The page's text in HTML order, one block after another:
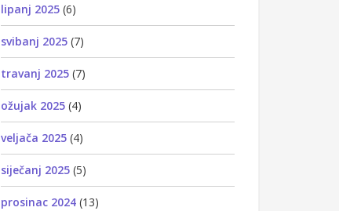
lipanj 2025 (6)
svibanj 2025 (7)
travanj 2025 (7)
ožujak 2025 (4)
veljača 2025 (4)
siječanj 2025 (5)
prosinac 2024 (13)